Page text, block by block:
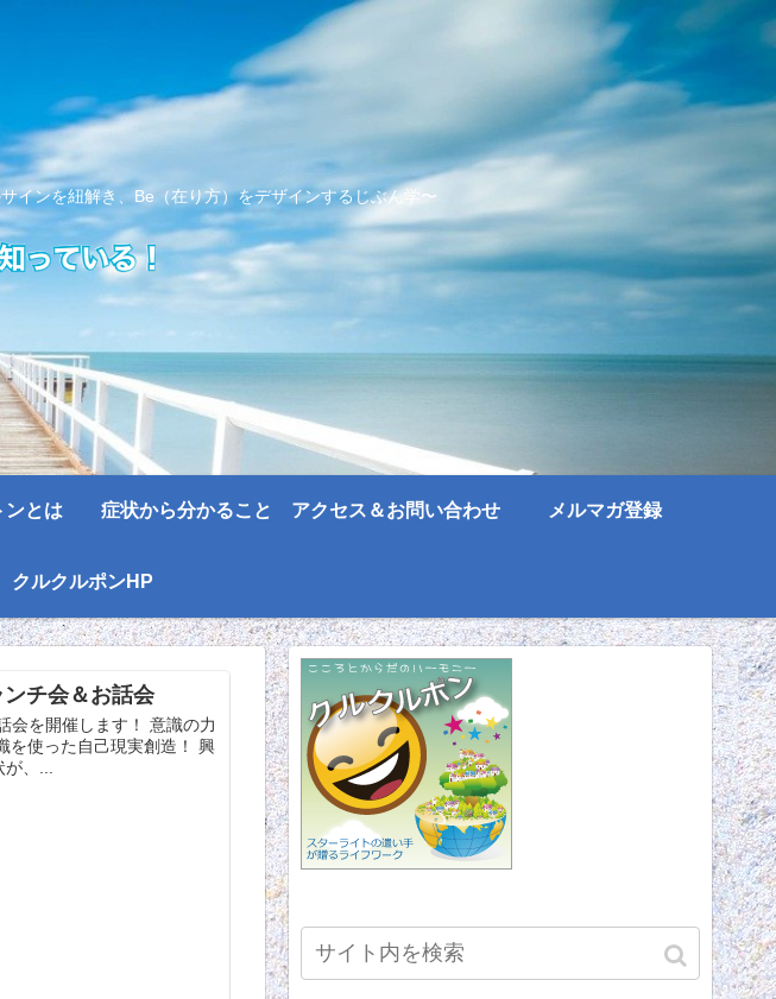
インを紐解き、Be（在り方）をデザインするじぶん学〜
ンとは 症状から分かること アクセス＆お問い合わせ メルマガ登録
クルクルポンHP
チ会＆お話会
会を開催します！ 意識の力
を使った自己現実創造！ 興
、...